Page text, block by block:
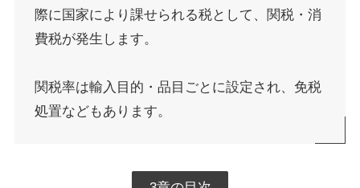
際に国家により課せられる税として、関税・消
費税が発生します。
関税率は輸入目的・品目ごとに設定され、免税
処置などもあります。